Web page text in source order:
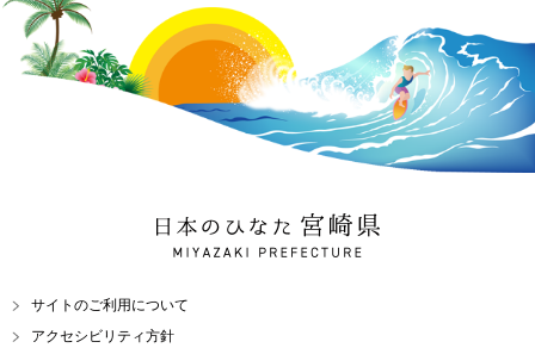
日本のひなた 宮崎県
MIYAZAKI PREFECTURE
サイトのご利用について
アクセシビリティ方針